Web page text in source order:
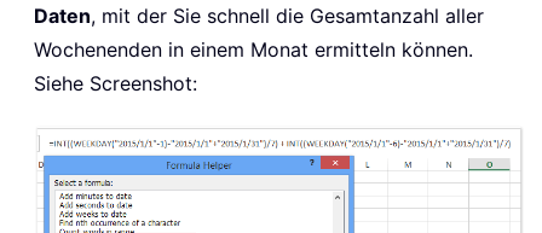
Daten, mit der Sie schnell die Gesamtanzahl aller
Wochenenden in einem Monat ermitteln können.
Siehe Screenshot: